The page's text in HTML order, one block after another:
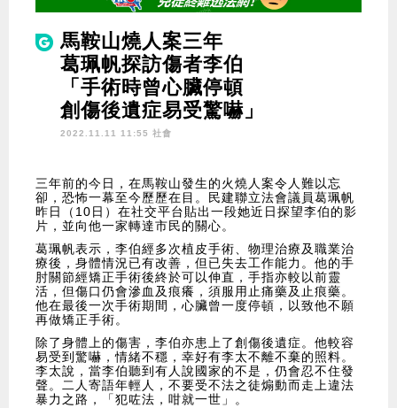
馬鞍山燒人案三年
葛珮帆探訪傷者李伯
「手術時曾心臟停頓
創傷後遺症易受驚嚇」
2022.11.11 11:55 社會
三年前的今日，在馬鞍山發生的火燒人案令人難以忘
卻，恐怖一幕至今歷歷在目。民建聯立法會議員葛珮帆
昨日（10日）在社交平台貼出一段她近日探望李伯的影
片，並向他一家轉達市民的關心。
葛珮帆表示，李伯經多次植皮手術、物理治療及職業治
療後，身體情況已有改善，但已失去工作能力。他的手
肘關節經矯正手術後終於可以伸直，手指亦較以前靈
活，但傷口仍會滲血及痕癢，須服用止痛藥及止痕藥。
他在最後一次手術期間，心臟曾一度停頓，以致他不願
再做矯正手術。
除了身體上的傷害，李伯亦患上了創傷後遺症。他較容
易受到驚嚇，情緒不穩，幸好有李太不離不棄的照料。
李太說，當李伯聽到有人說國家的不是，仍會忍不住發
聲。二人寄語年輕人，不要受不法之徒煽動而走上違法
暴力之路，「犯咗法，咁就一世」。